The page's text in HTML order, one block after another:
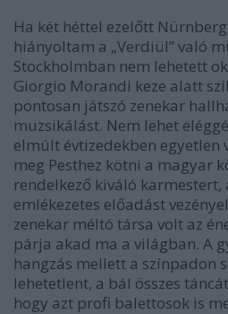
Ha két héttel ezelőtt
hiányoltam a „Verdiül” való
Stockholmban nem lehetett
Giorgio Morandi keze alatt
pontosan játszó zenekar
muzsikálást. Nem lehet
elmúlt évtizedekben egyetlen
meg Pesthez kötni a magyar
rendelkező kiváló karmestert,
emlékezetes előadást
zenekar méltó társa volt az
párja akad ma a világban. A
hangzás mellett a színpadon
lehetetlent, a bál összes
hogy azt profi balettosok is